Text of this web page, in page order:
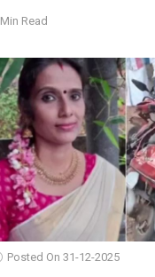
Read
Posted On 31-12-2025